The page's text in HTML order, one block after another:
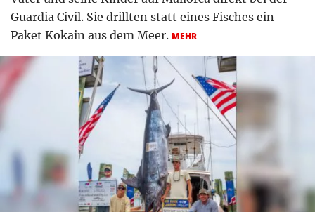
Guardia Civil. Sie drillten statt eines Fisches ein
Paket Kokain aus dem Meer. MEHR